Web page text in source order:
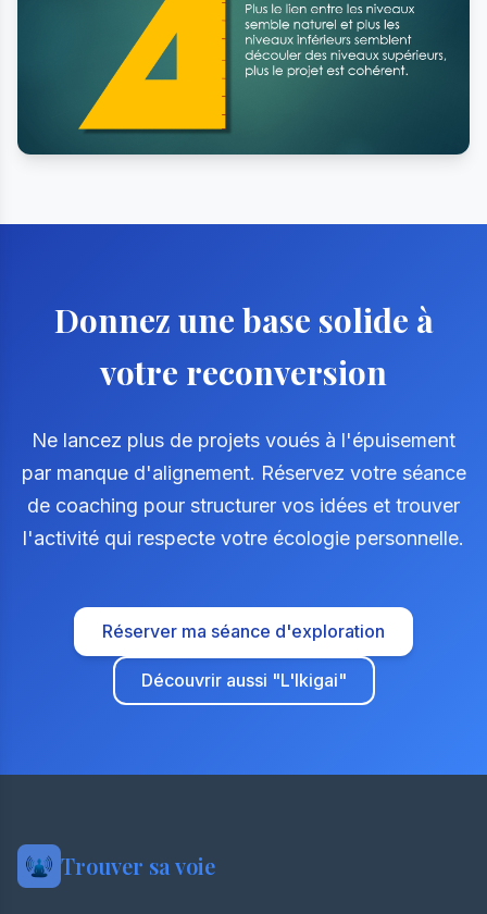
Donnez une base solide à
votre reconversion
Ne lancez plus de projets voués à l'épuisement
par manque d'alignement. Réservez votre séance
de coaching pour structurer vos idées et trouver
l'activité qui respecte votre écologie personnelle.
Réserver ma séance d'exploration
Découvrir aussi "L'Ikigai"
Trouver sa voie